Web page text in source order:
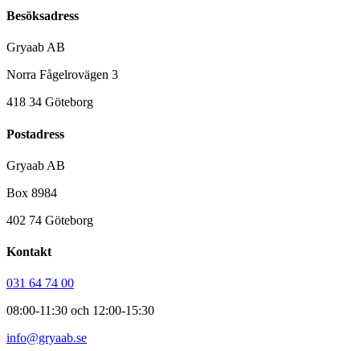
Besöksadress
Gryaab AB
Norra Fågelrovägen 3
418 34 Göteborg
Postadress
Gryaab AB
Box 8984
402 74 Göteborg
Kontakt
031 64 74 00
08:00-11:30 och 12:00-15:30
info@gryaab.se